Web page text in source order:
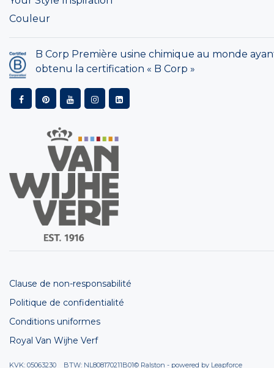
Couleur
B Corp Première usine chimique au monde
obtenu la certification « B Corp »
Clause de non-responsabilité
Politique de confidentialité
Conditions uniformes
Royal Van Wijhe Verf
KVK: 05063230 BTW: NL808170211B01© Ralston - powered by Leapforce